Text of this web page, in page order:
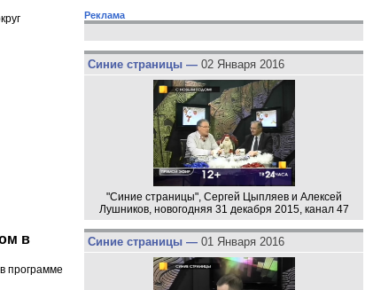
в
программе
Реклама
Синие страницы — 02 Января 2016
"Синие страницы", Сергей Цыпляев и Алексей
Лушников, новогодняя 31 декабря 2015, канал 47
Синие страницы — 01 Января 2016